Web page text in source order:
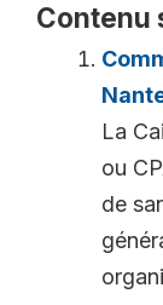
Contenu
La
ou
de